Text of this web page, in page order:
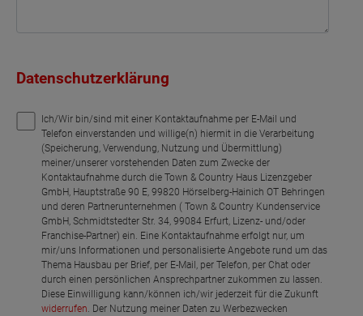
Datenschutzerklärung
Ich/Wir bin/sind mit einer Kontaktaufnahme per E-Mail und
Telefon einverstanden und willige(n) hiermit in die Verarbeitung
(Speicherung, Verwendung, Nutzung und Übermittlung)
meiner/unserer vorstehenden Daten zum Zwecke der
Kontaktaufnahme durch die Town & Country Haus Lizenzgeber
GmbH, Hauptstraße 90 E, 99820 Hörselberg-Hainich OT Behringen
und deren Partnerunternehmen ( Town & Country Kundenservice
GmbH, Schmidtstedter Str. 34, 99084 Erfurt, Lizenz- und/oder
Franchise-Partner) ein. Eine Kontaktaufnahme erfolgt nur, um
mir/uns Informationen und personalisierte Angebote rund um das
Thema Hausbau per Brief, per E-Mail, per Telefon, per Chat oder
durch einen persönlichen Ansprechpartner zukommen zu lassen.
Diese Einwilligung kann/können ich/wir jederzeit für die Zukunft
widerrufen. Der Nutzung meiner Daten zu Werbezwecken